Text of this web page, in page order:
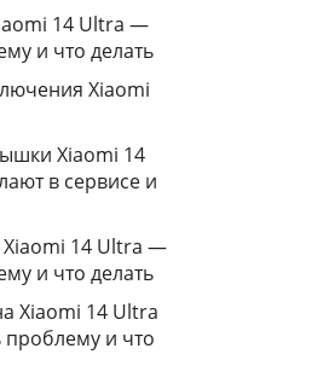
14 Ultra —
и что делать
Xiaomi
Xiaomi 14
в сервисе и
14 Ultra —
и что делать
Xiaomi 14 Ultra
и что